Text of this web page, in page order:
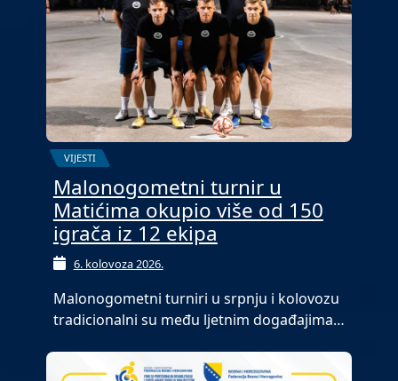
VIJESTI
Malonogometni turnir u
Matićima okupio više od 150
igrača iz 12 ekipa
6. kolovoza 2026.
Malonogometni turniri u srpnju i kolovozu
tradicionalni su među ljetnim događajima…